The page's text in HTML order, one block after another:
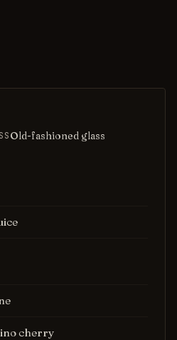
Old-fashioned glass
cherry